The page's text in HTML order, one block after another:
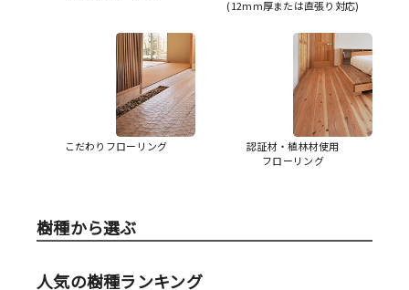
(12mm厚または直張り対応)
こだわりフローリング
認証材・植林材使用
フローリング
樹種から選ぶ
人気の樹種ランキング